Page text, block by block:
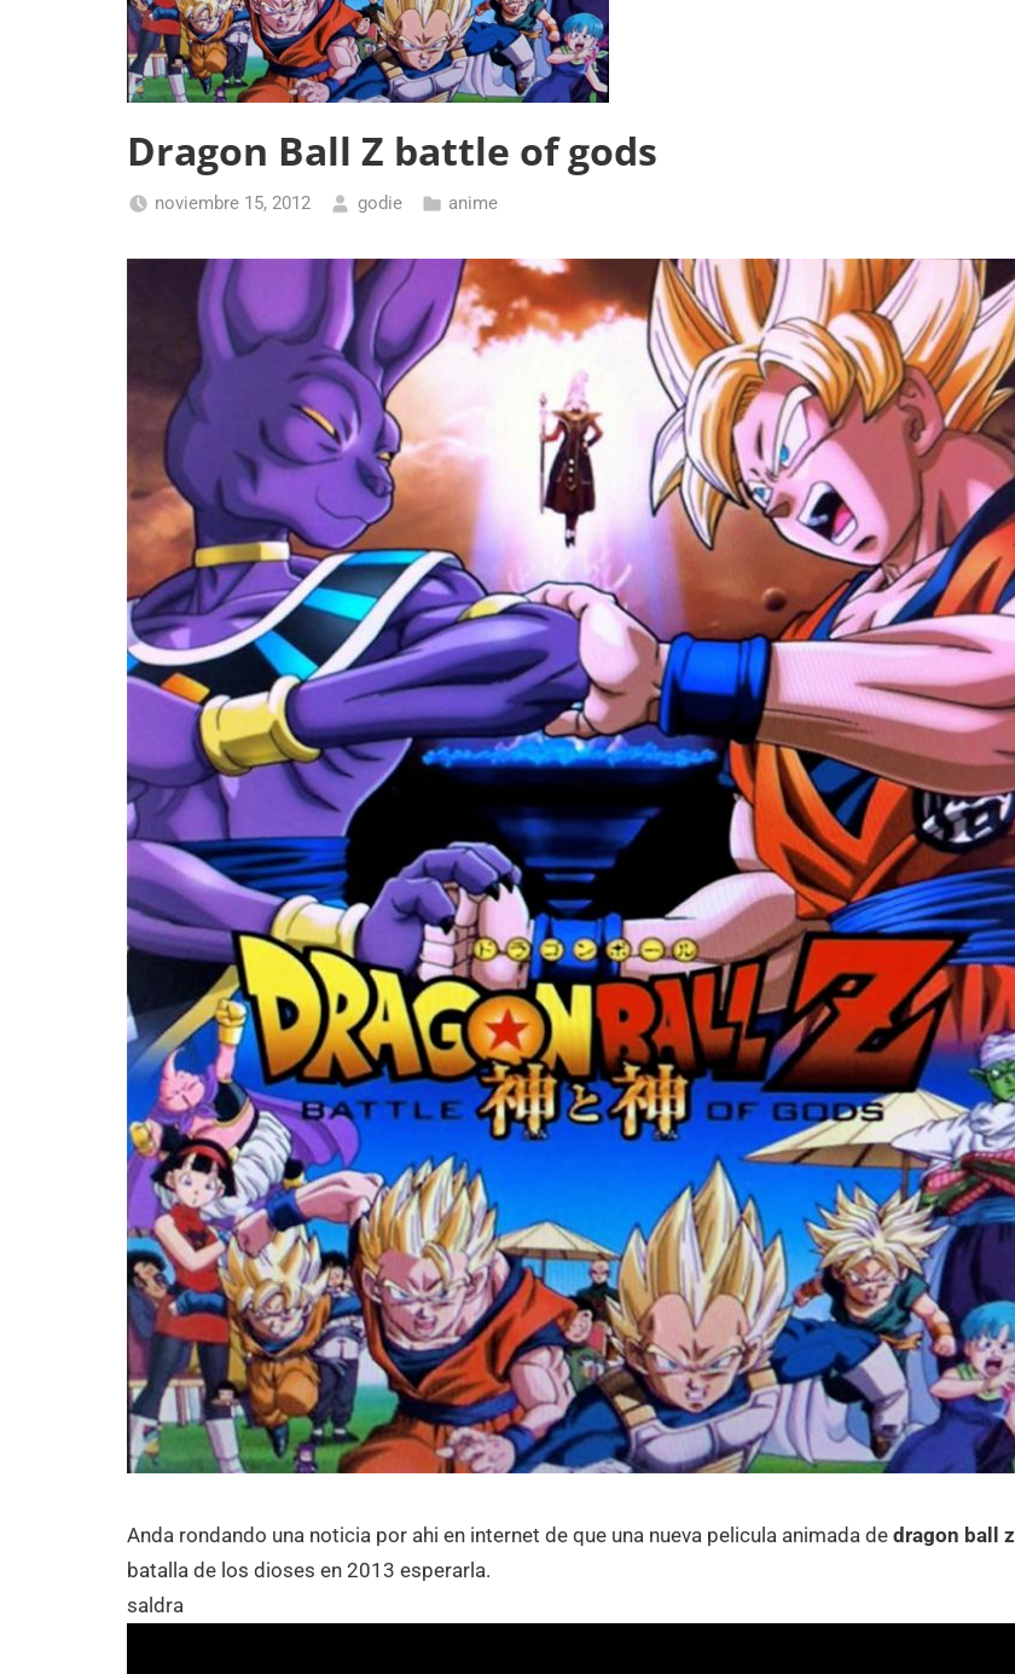
Dragon Ball Z battle of gods
noviembre 15, 2012 godie anime
Anda rondando una noticia por ahi en internet de que una nueva pelicula animada de dragon ball z
batalla de los dioses en 2013 esperarla.
saldra